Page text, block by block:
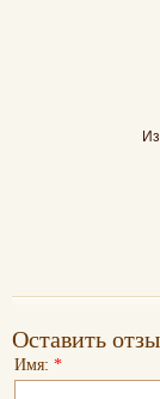
Оставить
Имя: *